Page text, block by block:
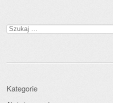
Szukaj:
Kategorie